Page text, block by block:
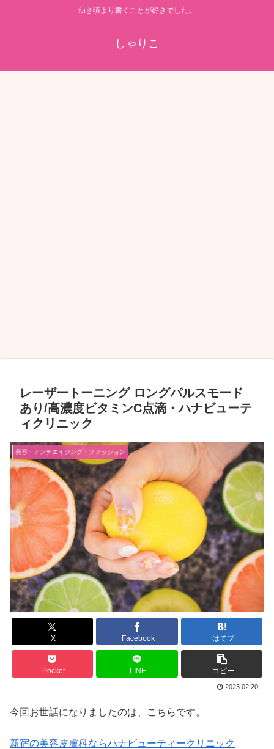
幼き頃より書くことが好きでした。
しゃりこ
レーザートーニング ロングパルスモード
あり/高濃度ビタミンC点滴・ハナビューテ
ィクリニック
美容・アンチエイジング・ファッション
X Facebook はてブ
Pocket LINE コピー
2023.02.20
今回お世話になりましたのは、こちらです。
新宿の美容皮膚科ならハナビューティークリニック